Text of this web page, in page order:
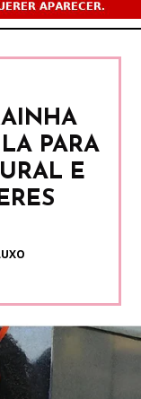
PARA
E